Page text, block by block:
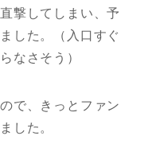
撃してしまい、予
した。（入口すぐ
なさそう）
で、きっとファン
した。